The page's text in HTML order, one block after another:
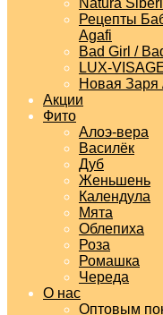
Natura
Рецепты
Agafi
Bad Girl /
LUX-
Новая Заря
Акции
Фито
Алоэ-вера
Василёк
Дуб
Женьшень
Календула
Мята
Облепиха
Роза
Ромашка
Череда
О нас
Оптовым